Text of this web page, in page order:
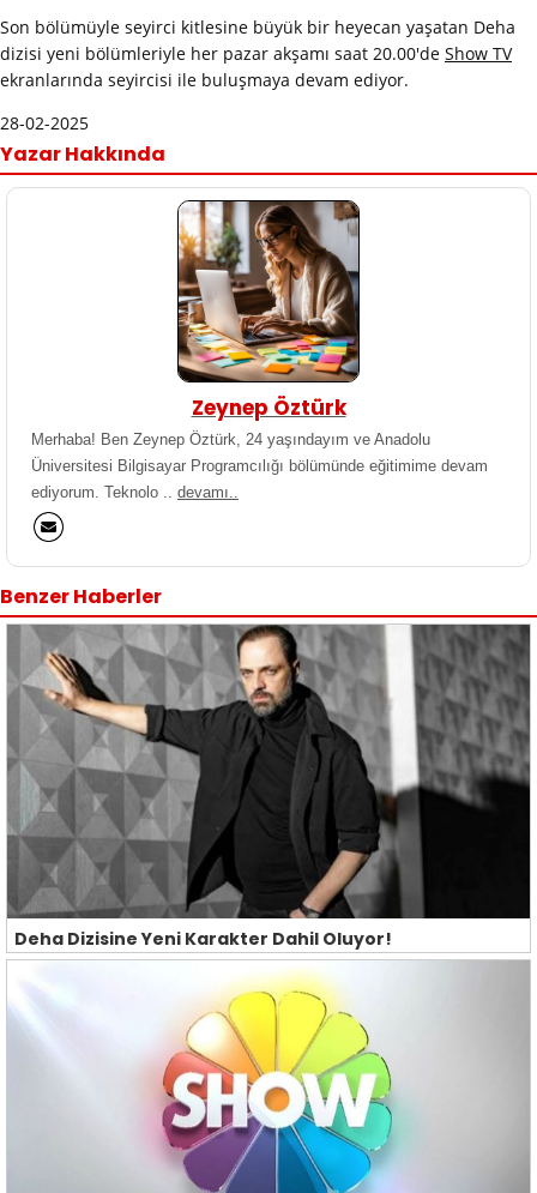
Son bölümüyle seyirci kitlesine büyük bir heyecan yaşatan Deha
dizisi yeni bölümleriyle her pazar akşamı saat 20.00'de Show TV
ekranlarında seyircisi ile buluşmaya devam ediyor.
28-02-2025
Yazar Hakkında
Zeynep Öztürk
Merhaba! Ben Zeynep Öztürk, 24 yaşındayım ve Anadolu
Üniversitesi Bilgisayar Programcılığı bölümünde eğitimime devam
ediyorum. Teknolo .. devamı..
Benzer Haberler
Deha Dizisine Yeni Karakter Dahil Oluyor!